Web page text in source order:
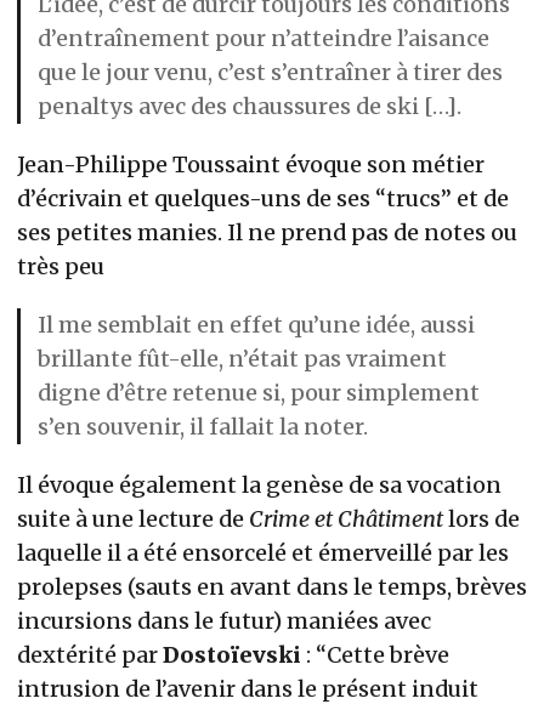
d’entraînement pour n’atteindre l’aisance
que le jour venu, c’est s’entraîner à tirer des
penaltys avec des chaussures de ski […].
Jean-Philippe Toussaint évoque son métier
d’écrivain et quelques-uns de ses “trucs” et de
ses petites manies. Il ne prend pas de notes ou
très peu
Il me semblait en effet qu’une idée, aussi
brillante fût-elle, n’était pas vraiment
digne d’être retenue si, pour simplement
s’en souvenir, il fallait la noter.
Il évoque également la genèse de sa vocation
suite à une lecture de Crime et Châtimentlors de
laquelle il a été ensorcelé et émerveillé par les
prolepses (sauts en avant dans le temps, brèves
incursions dans le futur) maniées avec
dextérité parDostoïevski : “Cette brève
intrusion de l’avenir dans le présent induit